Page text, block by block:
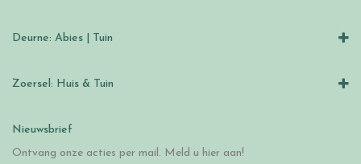
Deurne: Abies | Tuin
Zoersel: Huis & Tuin
Nieuwsbrief
Ontvang onze acties per mail. Meld u hier aan!